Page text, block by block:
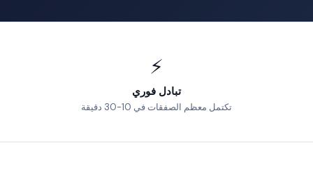
⚡
تبادل فوري
تكتمل معظم الصفقات في 10-30 دقيقة